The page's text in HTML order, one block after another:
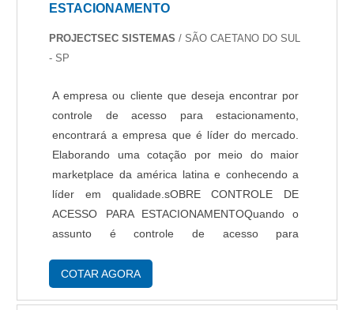
ESTACIONAMENTO
PROJECTSEC SISTEMAS / SÃO CAETANO DO SUL
- SP
A empresa ou cliente que deseja encontrar por
controle de acesso para estacionamento,
encontrará a empresa que é líder do mercado.
Elaborando uma cotação por meio do maior
marketplace da américa latina e conhecendo a
líder em qualidade.sOBRE CONTROLE DE
ACESSO PARA ESTACIONAMENTOQuando o
assunto é controle de acesso para
PROJECTSEC SISTEMAS DE SEGURANÇA é
COTAR AGORA